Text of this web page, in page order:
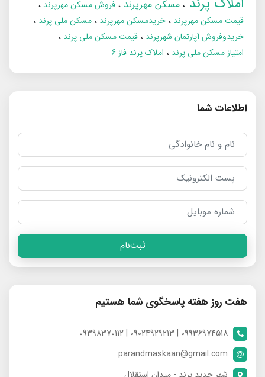
مسکن مهرپرند
فروش مسکن مهرپرند
قیمت مسکن مهرپرند
خریدمسکن مهرپرند
مسکن ملی پرند
خریدوفروش آپارتمان شهرپرند
قیمت مسکن ملی پرند
امتیاز مسکن ملی پرند
املاک پرند فاز 6
اطلاعات شما
ثبت‌نام
هفت روز هفته پاسخگوی شما هستیم
09936974518 | 09024929213 | 09398370112
parandmaskaan@gmail.com